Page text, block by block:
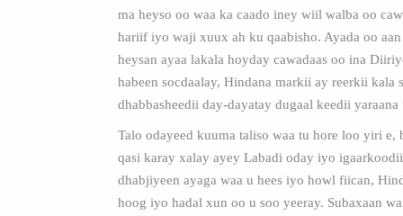
ma heyso oo waa ka caado iney wiil walba oo
hariif iyo waji xuux ah ku qaabisho. Ayada oo
heysan ayaa lakala hoyday cawadaas oo ina
habeen socdaalay, Hindana markii ay reerkii kala
dhabbasheedii day-dayatay dugaal keedii
Talo odayeed kuuma taliso waa tu hore loo yiri e,
qasi karay xalay ayey Labadi oday iyo
dhabjiyeen ayaga waa u hees iyo howl fiican,
hoog iyo hadal xun oo u soo yeeray. Subaxaan